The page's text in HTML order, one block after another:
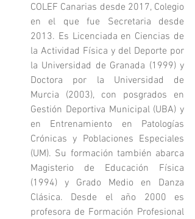
COLEF Canarias desde 2017, Colegio
en el que fue Secretaria desde
2013. Es Licenciada en Ciencias de
la Actividad Física y del Deporte por
la Universidad de Granada (1999) y
Doctora por la Universidad de
Murcia (2003), con posgrados en
Gestión Deportiva Municipal (UBA) y
en Entrenamiento en Patologías
Crónicas y Poblaciones Especiales
(UM). Su formación también abarca
Magisterio de Educación Física
(1994) y Grado Medio en Danza
Clásica. Desde el año 2000 es
profesora de Formación Profesional